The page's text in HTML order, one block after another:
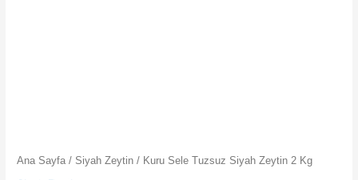
Ana Sayfa / Siyah Zeytin / Kuru Sele Tuzsuz Siyah Zeytin 2 Kg